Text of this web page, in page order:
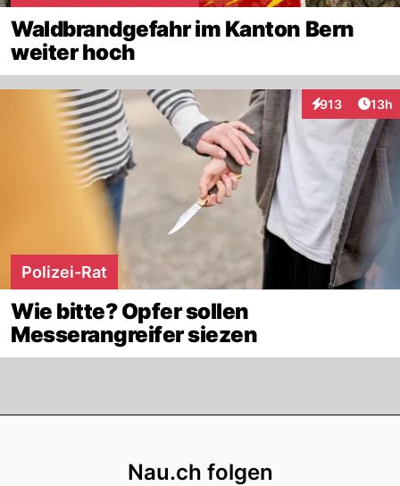
Waldbrandgefahr im Kanton Bern
weiter hoch
913
Interaktionen
13h
Polizei-Rat
Wie bitte? Opfer sollen
Messerangreifer siezen
Nau.ch folgen